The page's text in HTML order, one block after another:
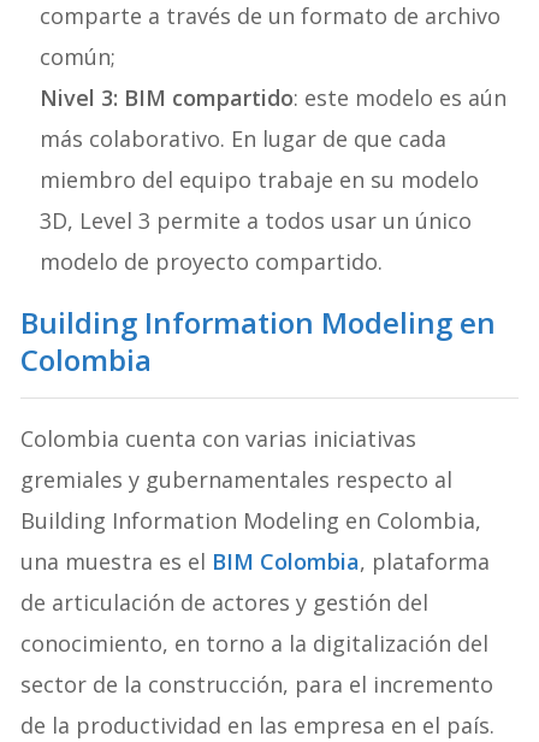
comparte a través de un formato de archivo
común;
Nivel 3: BIM compartido: este modelo es aún
más colaborativo. En lugar de que cada
miembro del equipo trabaje en su modelo
3D, Level 3 permite a todos usar un único
modelo de proyecto compartido.
Building Information Modeling en
Colombia
Colombia cuenta con varias iniciativas
gremiales y gubernamentales respecto al
Building Information Modeling en Colombia,
una muestra es el BIM Colombia, plataforma
de articulación de actores y gestión del
conocimiento, en torno a la digitalización del
sector de la construcción, para el incremento
de la productividad en las empresa en el país.